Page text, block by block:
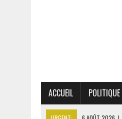
ACCUEIL POLITIQUE